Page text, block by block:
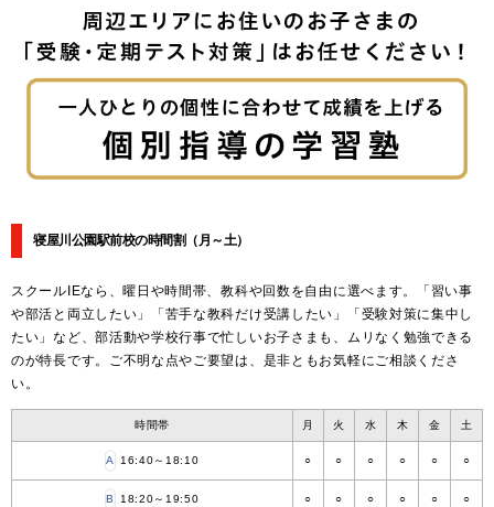
寝屋川公園駅前校の時間割 （月～土）
スクールIEなら、曜日や時間帯、教科や回数を自由に選べます。「習い事
や部活と両立したい」「苦手な教科だけ受講したい」「受験対策に集中し
たい」など、部活動や学校行事で忙しいお子さまも、ムリなく勉強できる
のが特長です。ご不明な点やご要望は、是非ともお気軽にご相談くださ
い。
時間帯 月 火 水 木 金 土
A 16:40～18:10 ○ ○ ○ ○ ○ ○
B 18:20～19:50 ○ ○ ○ ○ ○ ○